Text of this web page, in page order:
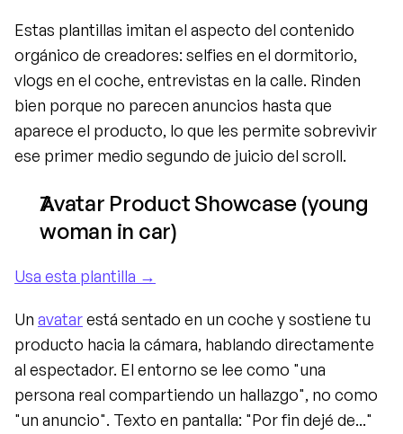
Estas plantillas imitan el aspecto del contenido
orgánico de creadores: selfies en el dormitorio,
vlogs en el coche, entrevistas en la calle. Rinden
bien porque no parecen anuncios hasta que
aparece el producto, lo que les permite sobrevivir
ese primer medio segundo de juicio del scroll.
Avatar Product Showcase (young
woman in car)
Usa esta plantilla →
Un avatar está sentado en un coche y sostiene tu
producto hacia la cámara, hablando directamente
al espectador. El entorno se lee como "una
persona real compartiendo un hallazgo", no como
"un anuncio". Texto en pantalla: "Por fin dejé de..."